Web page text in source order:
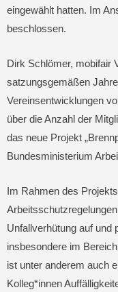
eingewählt hatten. Im
beschlossen.
Dirk Schlömer, mobifair
satzungsgemäßen
Vereinsentwicklungen
über die Anzahl der
das neue Projekt
Bundesministerium
Im Rahmen des
Unfallverhütung auf und
insbesondere im
ist unter anderem auch
Kolleg*innen